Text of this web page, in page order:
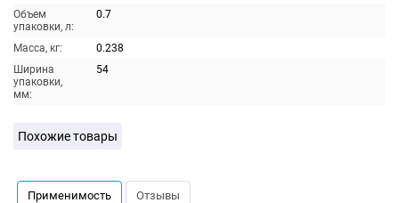
Объем
упаковки, л:
0.7
Масса, кг:
0.238
Ширина
упаковки,
мм:
54
Похожие товары
Применимость Отзывы